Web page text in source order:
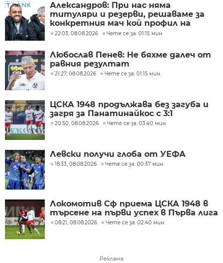
Александров: При нас няма
титуляри и резерви, решаваме за
конкретния мач кой профил на
футболисти ни е нужен
22:03, 08.08.2026 Чете се за: 01:15 мин.
Любослав Пенев: Не бяхме далеч от
равния резултат
21:27, 08.08.2026 Чете се за: 01:15 мин.
ЦСКА 1948 продължава без загуба и
загря за Панатинайкос с 3:1
20:50, 08.08.2026 Чете се за: 03:40 мин.
Левски получи глоба от УЕФА
18:33, 08.08.2026 Чете се за: 00:37 мин.
Локомотив Сф приема ЦСКА 1948 в
търсене на първи успех в Първа лига
08:21, 08.08.2026 Чете се за: 02:40 мин.
Реклама